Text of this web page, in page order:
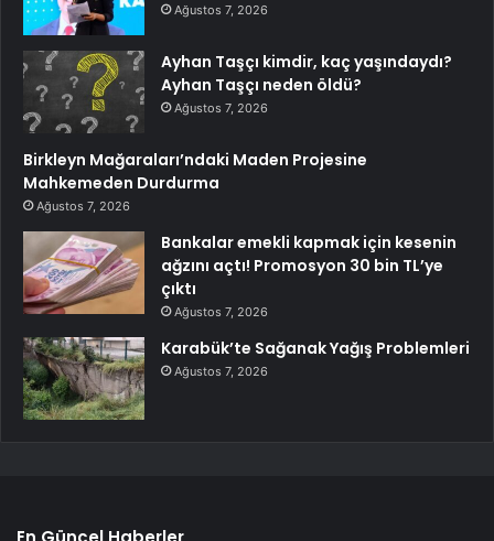
Ağustos 7, 2026
Ayhan Taşçı kimdir, kaç yaşındaydı?
Ayhan Taşçı neden öldü?
Ağustos 7, 2026
Birkleyn Mağaraları’ndaki Maden Projesine
Mahkemeden Durdurma
Ağustos 7, 2026
Bankalar emekli kapmak için kesenin
ağzını açtı! Promosyon 30 bin TL’ye
çıktı
Ağustos 7, 2026
Karabük’te Sağanak Yağış Problemleri
Ağustos 7, 2026